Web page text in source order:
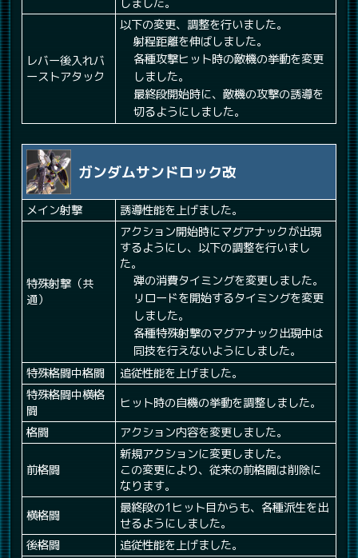
しました。
レバー後入れバ
ーストアタック
以下の変更、調整を行いました。
射程距離を伸ばしました。
各種攻撃ヒット時の敵機の挙動を変更
しました。
最終段開始時に、敵機の攻撃の誘導を
切るようにしました。
ガンダムサンドロック改
メイン射撃 誘導性能を上げました。
特殊射撃（共
通）
アクション開始時にマグアナックが出現
するようにし、以下の調整を行いまし
た。
弾の消費タイミングを変更しました。
リロードを開始するタイミングを変更
しました。
各種特殊射撃のマグアナック出現中は
同技を行えないようにしました。
特殊格闘中格闘
追従性能を上げました。
特殊格闘中横格
闘
ヒット時の自機の挙動を調整しました。
格闘
アクション内容を変更しました。
前格闘
新規アクションに変更しました。
この変更により、従来の前格闘は削除に
なります。
横格闘
最終段の1ヒット目からも、各種派生を出
せるようにしました。
後格闘
追従性能を上げました。